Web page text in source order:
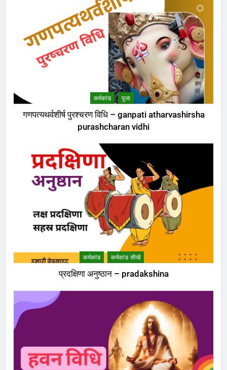
कर्मकांड पूजा
गणपत्यथर्वशीर्ष पुरश्चरण विधि – ganpati atharvashirsha
purashcharan vidhi
कर्मकांड कर्मकांड सीखें
प्रदक्षिणा अनुष्ठान – pradakshina